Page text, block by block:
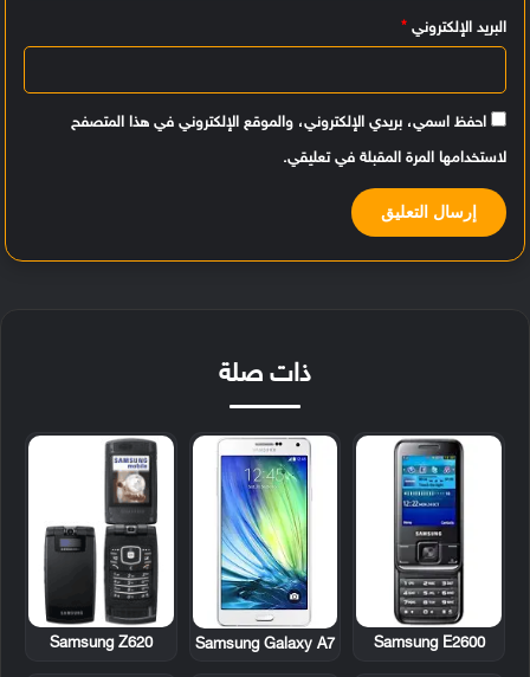
البريد الإلكتروني *
احفظ اسمي، بريدي الإلكتروني، والموقع الإلكتروني في هذا المتصفح
لاستخدامها المرة المقبلة في تعليقي.
ذات صلة
Samsung E2600
Samsung Galaxy A7
Samsung Z620